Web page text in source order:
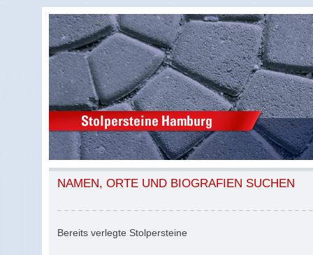
NAMEN, ORTE UND BIOGRAFIEN SUCHEN
Bereits verlegte Stolpersteine